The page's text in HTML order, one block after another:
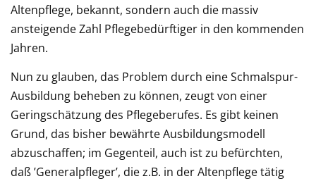
Altenpflege, bekannt, sondern auch die massiv
ansteigende Zahl Pflegebedürftiger in den kommenden
Jahren.
Nun zu glauben, das Problem durch eine Schmalspur-
Ausbildung beheben zu können, zeugt von einer
Geringschätzung des Pflegeberufes. Es gibt keinen
Grund, das bisher bewährte Ausbildungsmodell
abzuschaffen; im Gegenteil, auch ist zu befürchten,
daß ’Generalpfleger’, die z.B. in der Altenpflege tätig